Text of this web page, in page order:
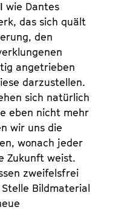
wie Dantes
das sich quält
den
angetrieben
darzustellen.
sich natürlich
eben nicht mehr
wir uns die
wonach jeder
Zukunft weist.
zweifelsfrei
Bildmaterial